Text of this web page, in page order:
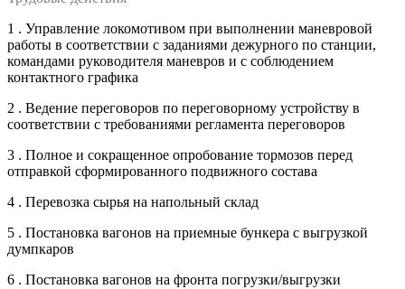
1 . Управление локомотивом при выполнении маневровой
работы в соответствии с заданиями дежурного по станции,
командами руководителя маневров и с соблюдением
контактного графика
2 . Ведение переговоров по переговорному устройству в
соответствии с требованиями регламента переговоров
3 . Полное и сокращенное опробование тормозов перед
отправкой сформированного подвижного состава
4 . Перевозка сырья на напольный склад
5 . Постановка вагонов на приемные бункера с выгрузкой
думпкаров
6 . Постановка вагонов на фронта погрузки/выгрузки